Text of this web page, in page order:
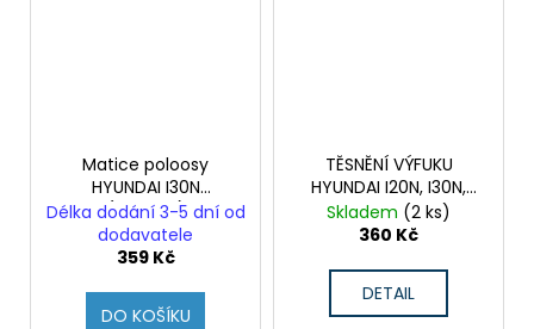
Matice poloosy
HYUNDAI I30N
(Originál)
Délka dodání 3-5 dní od
dodavatele
359 Kč
DO KOŠÍKU
TĚSNĚNÍ VÝFUKU
HYUNDAI I20N, I30N,
KONA N, VN
Skladem (2 ks)
360 Kč
DETAIL